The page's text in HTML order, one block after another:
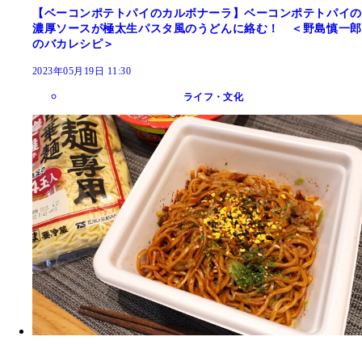
【ベーコンポテトパイのカルボナーラ】ベーコンポテトパイの
濃厚ソースが極太生パスタ風のうどんに絡む！ ＜野島慎一郎
のバカレシピ＞
2023年05月19日 11:30
ライフ・文化